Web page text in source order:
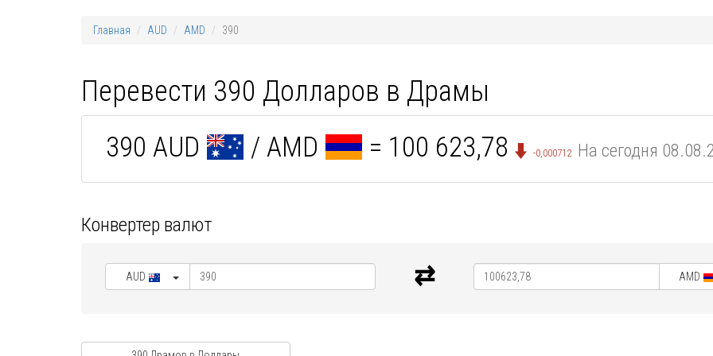
Главная AUD AMD 390
Перевести 390 Долларов в Драмы
390 AUD / AMD = 100 623,78 -0,000712 На сегодня
Конвертер валют
AUD AMD